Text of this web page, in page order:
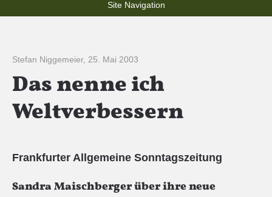
Site Navigation
Stefan Niggemeier, 25. Mai 2003
Das nenne ich
Weltverbessern
Frankfurter Allgemeine Sonntagszeitung
Sandra Maischberger über ihre neue